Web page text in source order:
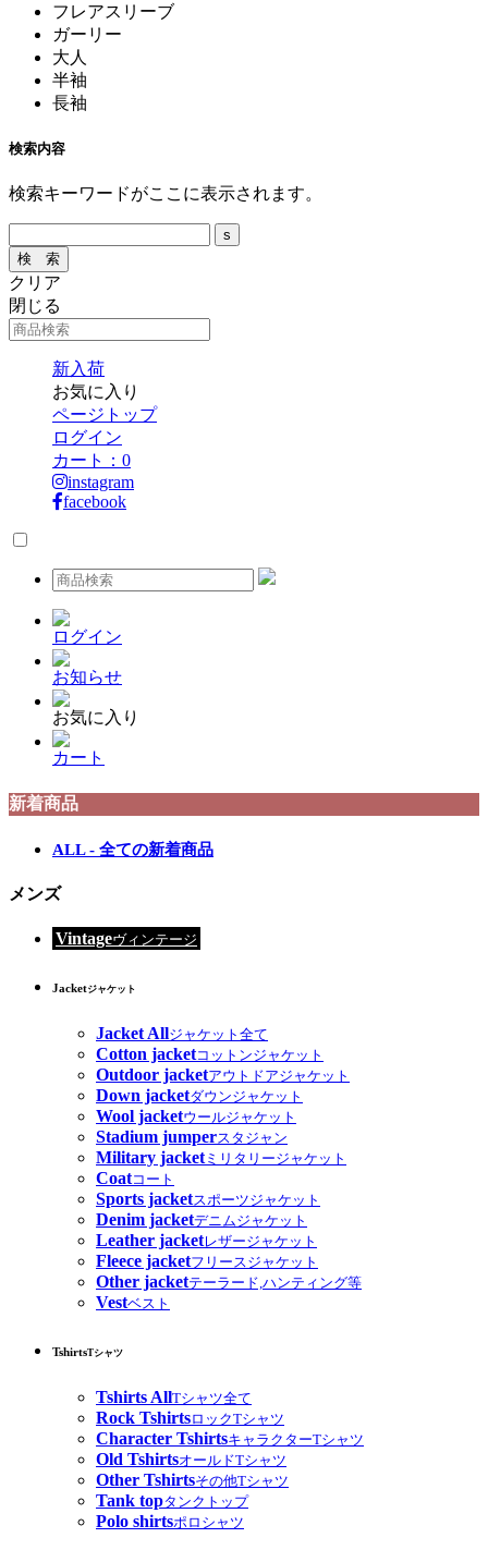
フレアスリーブ
ガーリー
大人
半袖
長袖
検索内容
検索キーワードがここに表示されます。
クリア
閉じる
新入荷
お気に入り
ページトップ
ログイン
カート： 0
instagram
facebook
ログイン
お知らせ
お気に入り
カート
新着商品
ALL - 全ての新着商品
メンズ
Vintageヴィンテージ
Jacketジャケット
Jacket Allジャケット全て
Cotton jacketコットンジャケット
Outdoor jacketアウトドアジャケット
Down jacketダウンジャケット
Wool jacketウールジャケット
Stadium jumperスタジャン
Military jacketミリタリージャケット
Coatコート
Sports jacketスポーツジャケット
Denim jacketデニムジャケット
Leather jacketレザージャケット
Fleece jacketフリースジャケット
Other jacketテーラード,ハンティング等
Vestベスト
TshirtsTシャツ
Tshirts AllTシャツ全て
Rock TshirtsロックTシャツ
Character TshirtsキャラクターTシャツ
Old TshirtsオールドTシャツ
Other Tshirtsその他Tシャツ
Tank topタンクトップ
Polo shirtsポロシャツ